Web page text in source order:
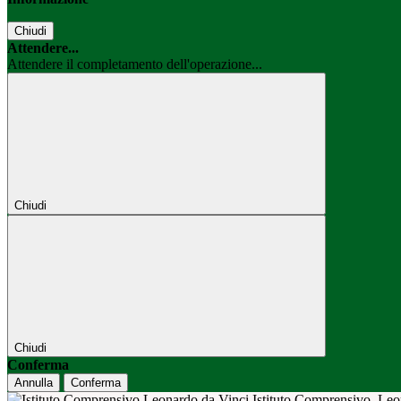
Chiudi
Attendere...
Attendere il completamento dell'operazione...
Chiudi
Chiudi
Conferma
Annulla Conferma